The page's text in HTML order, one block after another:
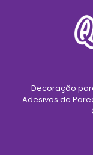
Decoração
Adesivos de